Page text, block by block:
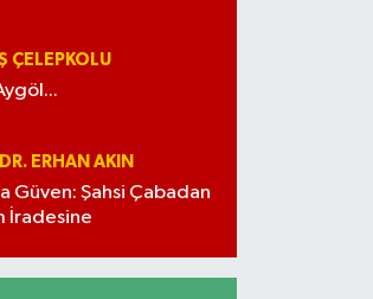
ÇELEPKOLU
ERHAN AKIN
Güven: Şahsi Çabadan
İradesine